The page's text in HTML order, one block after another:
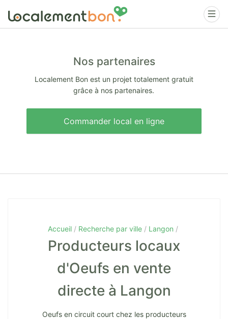
Nos partenaires
Localement Bon est un projet totalement gratuit
grâce à nos partenaires.
Commander local en ligne
Accueil Recherche par ville Langon
Producteurs locaux
d'Oeufs en vente
directe à Langon
Oeufs en circuit court chez les producteurs